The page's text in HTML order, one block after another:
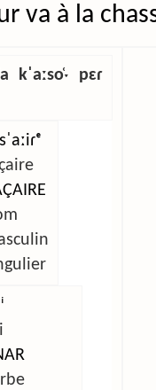
va à la
kˈaːso̜ˑ pɛɾ